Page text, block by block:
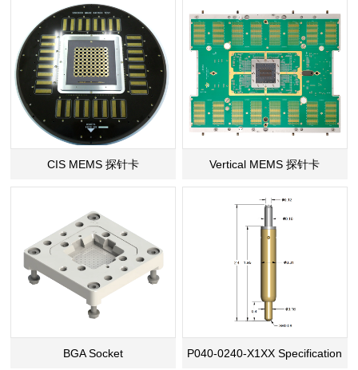
CIS MEMS 探针卡 Vertical MEMS 探针卡
BGA Socket P040-0240-X1XX Specification